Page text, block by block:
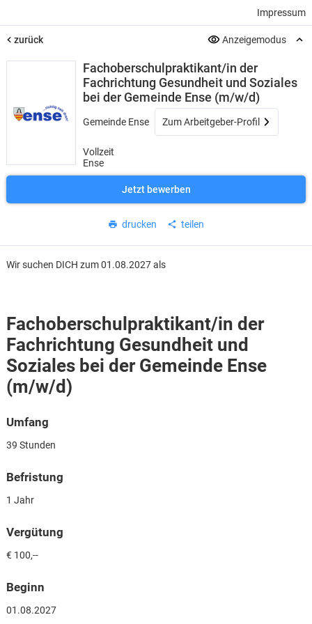
Impressum
zurück Anzeigemodus
Fachoberschulpraktikant/in der
Fachrichtung Gesundheit und Soziales
bei der Gemeinde Ense (m/w/d)
Gemeinde Ense Zum Arbeitgeber-Profil
Vollzeit
Ense
Jetzt bewerben
drucken teilen
Wir suchen DICH zum 01.08.2027 als
Fachoberschulpraktikant/in der
Fachrichtung Gesundheit und
Soziales bei der Gemeinde Ense
(m/w/d)
Umfang
39 Stunden
Befristung
1 Jahr
Vergütung
€ 100,--
Beginn
01.08.2027